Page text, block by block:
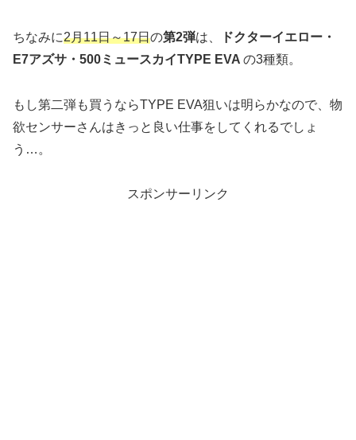
ちなみに2月11日～17日の第2弾は、
ドクターイエロー・
E7アズサ・500ミュースカイTYPE EVA の3種類。
もし第二弾も買うならTYPE EVA狙いは明らかなので、物
欲センサーさんはきっと良い仕事をしてくれるでしょ
う…。
スポンサーリンク